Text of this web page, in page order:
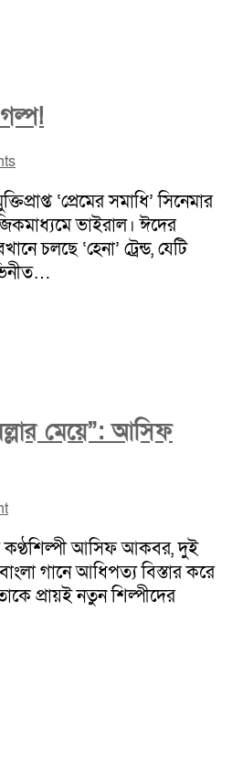
‘প্রেমের সমাধি’ সিনেমার
ভাইরাল। ঈদের
চলছে ‘হেনা’ ট্রেন্ড, যেটি
মেয়ে”: আসিফ
কণ্ঠশিল্পী আসিফ আকবর, দুই
গানে আধিপত্য বিস্তার করে
প্রায়ই নতুন শিল্পীদের